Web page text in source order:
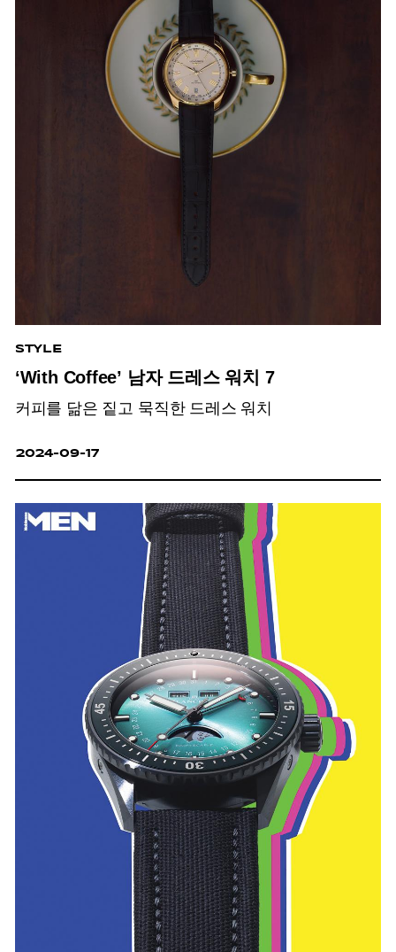
STYLE
‘With Coffee’ 남자 드레스 워치 7
커피를 닮은 짙고 묵직한 드레스 워치
2024-09-17